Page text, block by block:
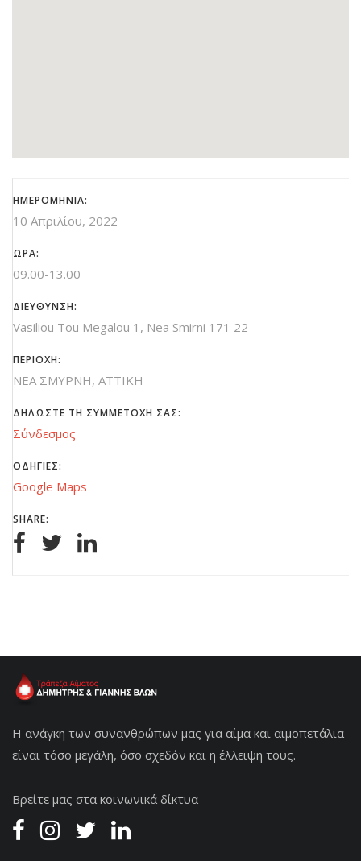
ΗΜΕΡΟΜΗΝΙΑ:
10 Απριλίου, 2022
ΩΡΑ:
09.00-13.00
ΔΙΕΥΘΥΝΣΗ:
Vasiliou Tou Megalou 1, Nea Smirni 171 22
ΠΕΡΙΟΧΗ:
ΝΕΑ ΣΜΥΡΝΗ, ATTIKH
ΔΗΛΩΣΤΕ ΤΗ ΣΥΜΜΕΤΟΧΗ ΣΑΣ:
Σύνδεσμος
ΟΔΗΓΙΕΣ:
Google Maps
SHARE:
Η ανάγκη των συνανθρώπων μας για αίμα και αιμοπετάλια
είναι τόσο μεγάλη, όσο σχεδόν και η έλλειψη τους.
Βρείτε μας στα κοινωνικά δίκτυα